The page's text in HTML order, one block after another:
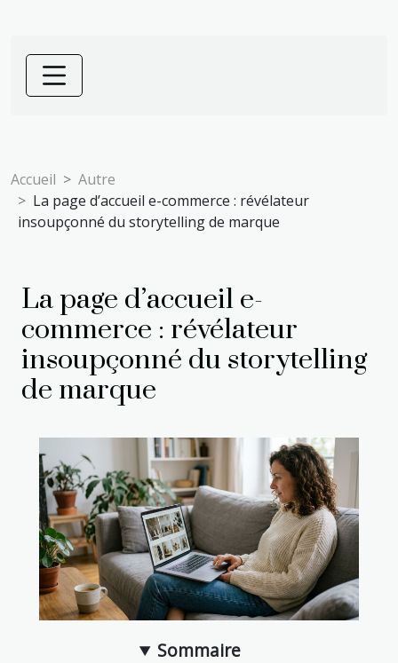
Accueil
Autre
La page d’accueil e-commerce : révélateur
insoupçonné du storytelling de marque
La page d’accueil e-
commerce : révélateur
insoupçonné du storytelling
de marque
Sommaire